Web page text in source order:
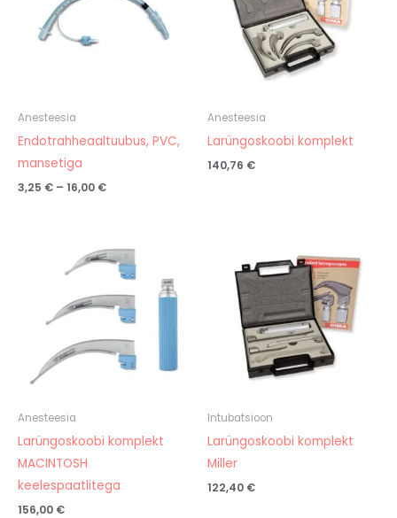
Anesteesia
Endotrahheaaltuubus, PVC,
mansetiga
3,25 € – 16,00 €
Anesteesia
Larüngoskoobi komplekt
140,76 €
Anesteesia
Larüngoskoobi komplekt
MACINTOSH
keelespaatlitega
156,00 €
Intubatsioon
Larüngoskoobi komplekt
Miller
122,40 €